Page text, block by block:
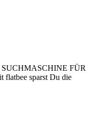
FÜR
flatbee sparst Du die